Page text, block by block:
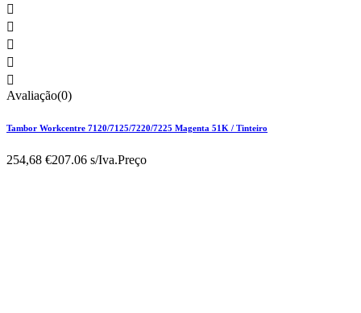





Avaliação(0)
Tambor Workcentre 7120/7125/7220/7225 Magenta 51K / Tinteiro
254,68 €207.06 s/Iva.Preço